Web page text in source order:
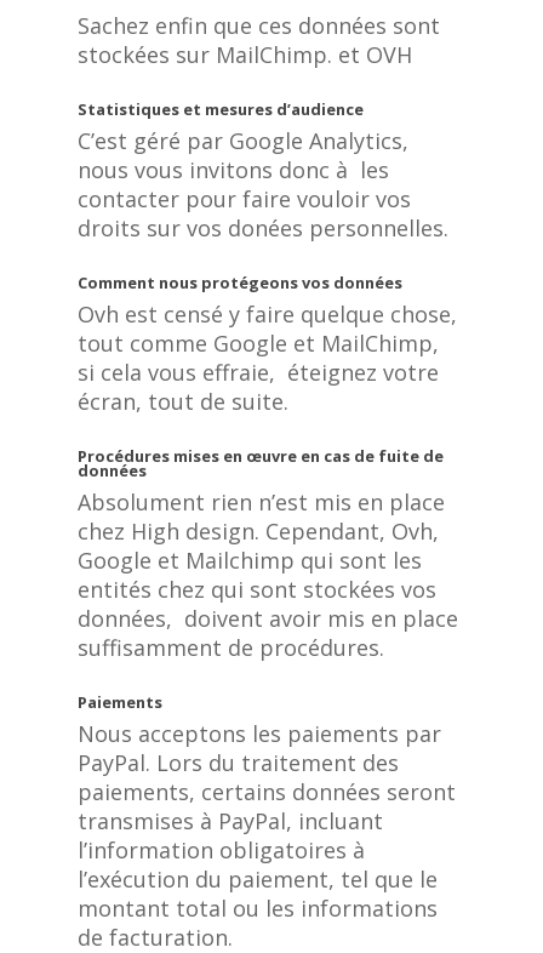
Sachez enfin que ces données sont
stockées sur MailChimp. et OVH
Statistiques et mesures d’audience
C’est géré par Google Analytics,
nous vous invitons donc à les
contacter pour faire vouloir vos
droits sur vos donées personnelles.
Comment nous protégeons vos données
Ovh est censé y faire quelque chose,
tout comme Google et MailChimp,
si cela vous effraie, éteignez votre
écran, tout de suite.
Procédures mises en œuvre en cas de fuite de
données
Absolument rien n’est mis en place
chez High design. Cependant, Ovh,
Google et Mailchimp qui sont les
entités chez qui sont stockées vos
données, doivent avoir mis en place
suffisamment de procédures.
Paiements
Nous acceptons les paiements par
PayPal. Lors du traitement des
paiements, certains données seront
transmises à PayPal, incluant
l’information obligatoires à
l’exécution du paiement, tel que le
montant total ou les informations
de facturation.